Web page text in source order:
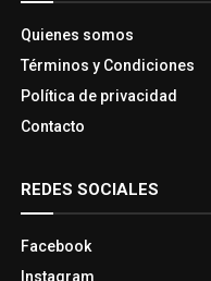
Quienes somos
Términos y Condiciones
Política de privacidad
Contacto
REDES SOCIALES
Facebook
Instagram